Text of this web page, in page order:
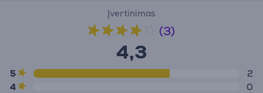
Įvertinimas
(3)
4,3
5
2
4
0